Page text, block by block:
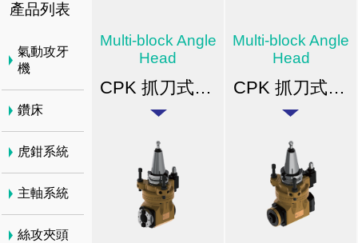
Multi-block Angle
Head
CPK 抓刀式橫向銑頭
Multi-block Angle
Head
CPK 抓刀式橫向銑頭
產品列表
氣動攻牙
機
鑽床
虎鉗系統
主軸系統
絲攻夾頭